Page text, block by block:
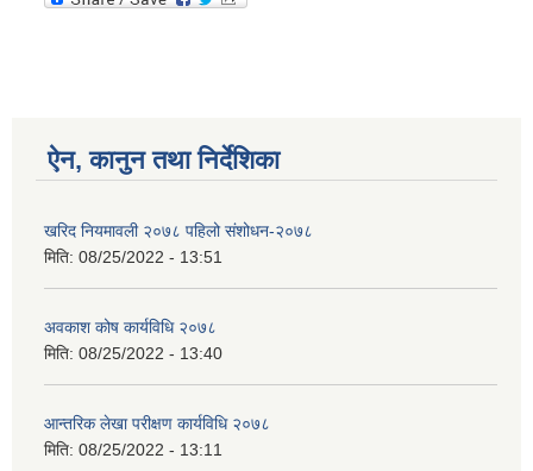
ऐन, कानुन तथा निर्देशिका
खरिद नियमावली २०७८ पहिलो संशोधन-२०७८
मिति: 08/25/2022 - 13:51
अवकाश कोष कार्यविधि २०७८
मिति: 08/25/2022 - 13:40
आन्तरिक लेखा परीक्षण कार्यविधि २०७८
मिति: 08/25/2022 - 13:11